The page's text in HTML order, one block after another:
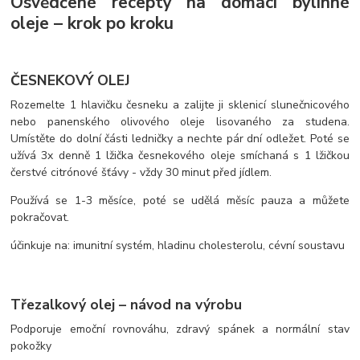
oleje – krok po kroku
ČESNEKOVÝ OLEJ
Rozemelte 1 hlavičku česneku a zalijte ji sklenicí slunečnicového
nebo panenského olivového oleje lisovaného za studena.
Umístěte do dolní části ledničky a nechte pár dní odležet. Poté se
užívá 3x denně 1 lžička česnekového oleje smíchaná s 1 lžičkou
čerstvé citrónové šťávy - vždy 30 minut před jídlem.
Používá se 1-3 měsíce, poté se udělá měsíc pauza a můžete
pokračovat.
účinkuje na: imunitní systém, hladinu cholesterolu, cévní soustavu
Třezalkový olej – návod na výrobu
Podporuje emoční rovnováhu, zdravý spánek a normální stav
pokožky